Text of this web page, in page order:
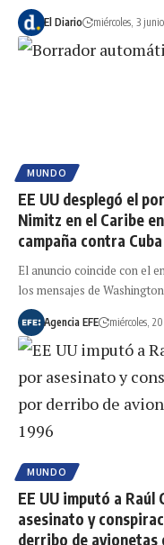
El Diario miércoles, 3
MUNDO
EE UU desplegó el
Nimitz en el Caribe
campaña contra Cuba
El anuncio coincide con el
los mensajes de
Agencia EFE miércoles,
MUNDO
EE UU imputó a Raúl
asesinato y
derribo de avionetas